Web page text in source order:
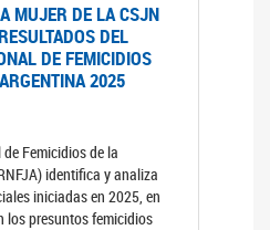
MUJER DE LA CSJN
DEL
DE FEMICIDIOS
2025
Femicidios de la
identifica y analiza
iniciadas en 2025, en
los presuntos femicidios